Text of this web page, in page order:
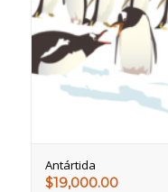
Antártida
$19,000.00